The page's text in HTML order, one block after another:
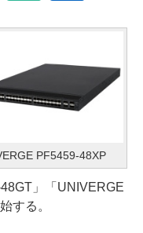
PF5459-48XP
」「UNIVERGE
する。